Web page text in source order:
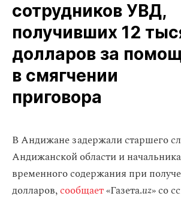
сотрудников УВД,
получивших 12
долларов за
в смягчении
приговора
В Андижане задержали старшего
Андижанской области и
временного содержания при
долларов,сообщает«Газета.uz»со